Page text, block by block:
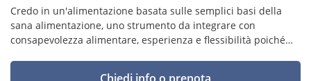
Credo in un'alimentazione basata sulle semplici basi della
sana alimentazione, uno strumento da integrare con
consapevolezza alimentare, esperienza e flessibilità poiché